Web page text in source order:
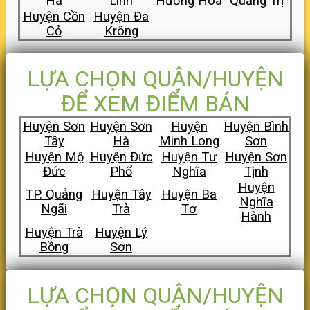
Huyện Cồn
Cỏ
Huyện Đa
Krông
LỰA CHỌN QUẬN/HUYỆN
ĐỂ XEM ĐIỂM BÁN
Huyện Sơn
Tây
Huyện Sơn
Hà
Huyện
Minh Long
Huyện Bình
Sơn
Huyện Mộ
Đức
Huyện Đức
Phổ
Huyện Tư
Nghĩa
Huyện Sơn
Tịnh
TP. Quảng
Ngãi
Huyện Tây
Trà
Huyện Ba
Tơ
Huyện
Nghĩa
Hành
Huyện Trà
Bồng
Huyện Lý
Sơn
LỰA CHỌN QUẬN/HUYỆN